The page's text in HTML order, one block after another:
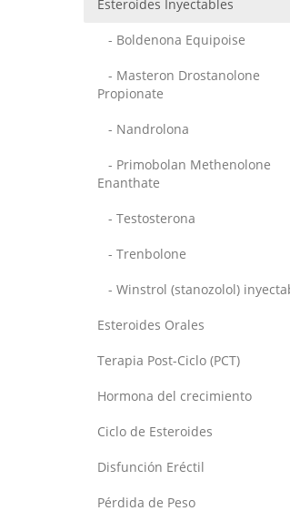
Esteroides Inyectables
- Boldenona Equipoise
- Masteron Drostanolone
Propionate
- Nandrolona
- Primobolan Methenolone
Enanthate
- Testosterona
- Trenbolone
- Winstrol (stanozolol)
Esteroides Orales
Terapia Post-Ciclo (PCT)
Hormona del crecimiento
Ciclo de Esteroides
Disfunción Eréctil
Pérdida de Peso